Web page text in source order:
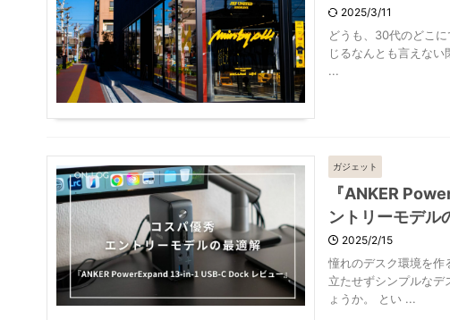
2025/3/11
どうも、30代のどこ
じるなんとも言えな
...
ガジェット
『ANKER
ントリーモデル
2025/2/15
憧れのデスク環境を作
立たせずシンプルなデ
ょうか。 とい ...